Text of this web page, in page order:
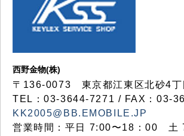
西野金物(株)
〒136-0073 東京都江東区北砂4丁
TEL：03‐3644‐7271 / FAX：03-
KK2005@BB.EMOBILE.JP
営業時間：平日 7:00〜18：00 土